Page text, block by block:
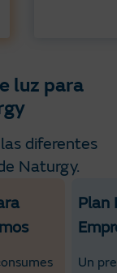
luz para
diferentes
Naturgy.
Plan
Un